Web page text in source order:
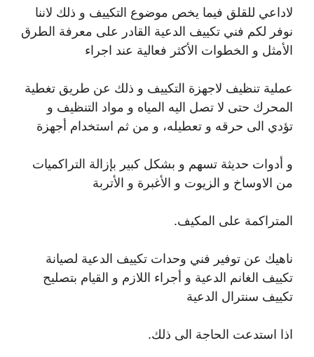
لاداعي للقلق فيما يخص موضوع التكييف و ذلك لاننا
نوفر لكم فني تكييف الدعية القادر على معرفة الطرق
الأمثل و الخطوات الأكثر فعالية عند اجراء
عملية تنظيف لاجهزة التكييف و ذلك عن طريق تغطية
المحرك حتى لا تصل اليه المياه و مواد التنظيف و
تؤدي الى حرقه و تعطيله، و من ثم استخدام أجهزة
و أدوات حديثة تسهم و بشكل كبير بإزالة التراكميات
من الاوساخ و الزيوت و الأغبرة و الأتربة
المتراكمة على المكيف.
ناهيك عن توفير فني وحدات تكييف الدعية لصيانة
تكييف الغانم الدعية و أجراء اللازم و القيام بتصليح
تكييف سنترال الدعية
اذا استدعت الحاجة الى ذلك.